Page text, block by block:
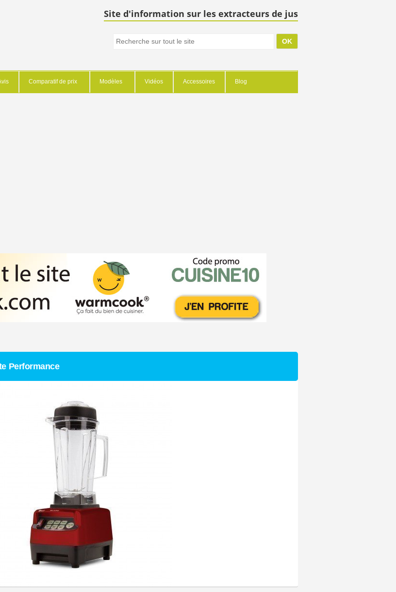
Site d'information sur les extracteurs de jus
Comparatif de prix Modèles Vidéos Accessoires Blog
Performance